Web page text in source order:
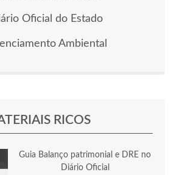
Oficial do Estado
Ambiental
RICOS
Guia Balanço patrimonial e DRE no
Diário Oficial